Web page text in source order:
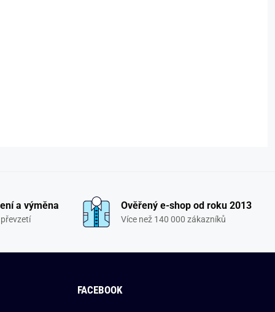
a výměna Ověřený e-shop od roku 2013
Více než 140 000 zákazníků
FACEBOOK